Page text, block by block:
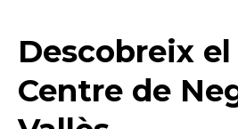
Descobreix
Centre de